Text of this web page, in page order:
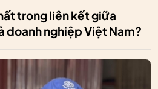
trong liên kết giữa
doanh nghiệp Việt Nam?